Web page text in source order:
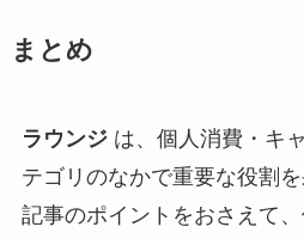
まとめ
ラウンジは、個人消費・キ
テゴリのなかで重要な役割
記事のポイントをおさえて